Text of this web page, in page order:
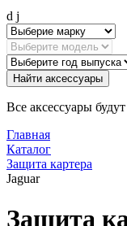
d j
Найти аксессуары
Все аксессуары
Главная
Каталог
Защита картера
Jaguar
Защита